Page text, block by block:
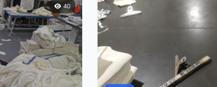
40